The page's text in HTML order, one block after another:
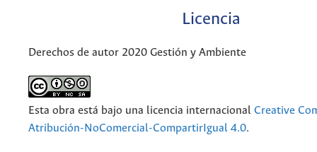
Licencia
Derechos de autor 2020 Gestión y Ambiente
Esta obra está bajo una licencia internacional Creative
Atribución-NoComercial-CompartirIgual 4.0.